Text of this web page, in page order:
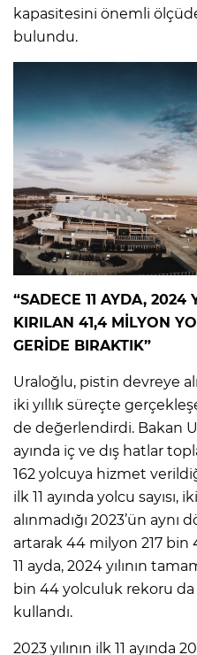
kapasitesini önemli ölçüde
bulundu.
“SADECE 11 AYDA,
KIRILAN 41,4 MİLYON
GERİDE BIRAKTIK”
Uraloğlu, pistin devreye
iki yıllık süreçte
de değerlendirdi. Bakan
ayında iç ve dış hatlar
162 yolcuya hizmet
ilk 11 ayında yolcu
alınmadığı 2023’ün aynı
artarak 44 milyon 217 bin
11 ayda, 2024 yılının
bin 44 yolculuk rekoru da
kullandı.
2023 yılının ilk 11 ayında